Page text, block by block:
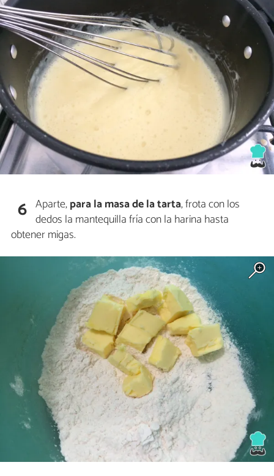
6 Aparte,para la masa de la tarta, frota con los
dedos la mantequilla fría con la harina hasta
obtener migas.